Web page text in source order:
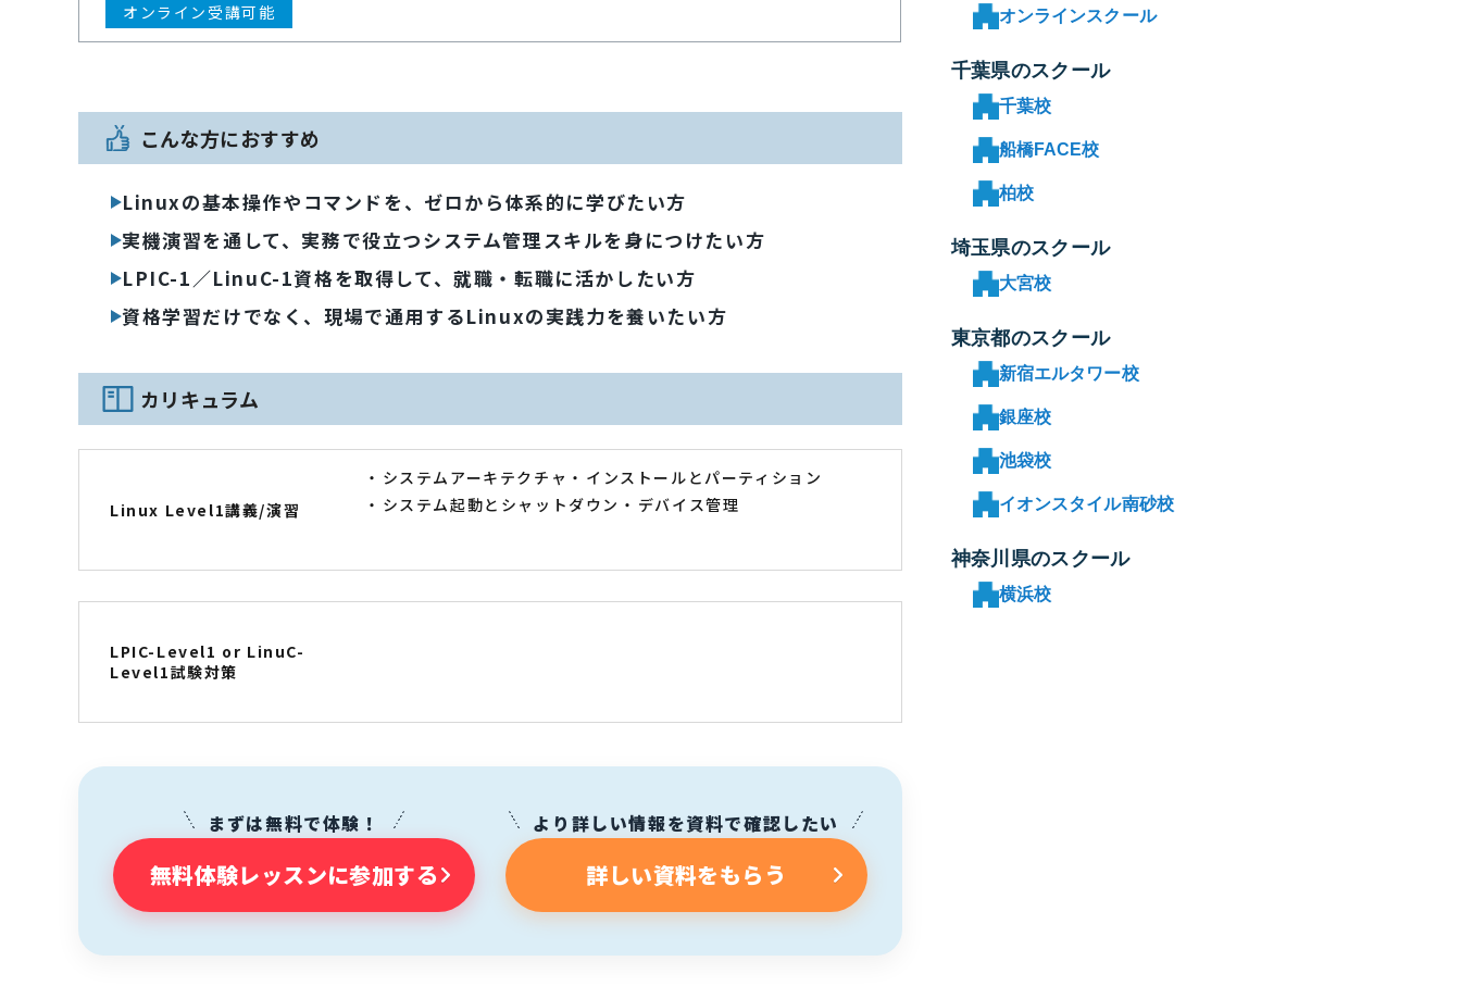
オンライン受講可能
こんな方におすすめ
Linuxの基本操作やコマンドを、ゼロから体系的に学びたい方
実機演習を通して、実務で役立つシステム管理スキルを身につけたい方
LPIC-1／LinuC-1資格を取得して、就職・転職に活かしたい方
資格学習だけでなく、現場で通用するLinuxの実践力を養いたい方
カリキュラム
Linux Level1講義/演習
システムアーキテクチャ
インストールとパーティション
システム起動とシャットダウン
デバイス管理
LPIC-Level1 or LinuC-
Level1試験対策
まずは無料で体験！
無料体験レッスンに参加する
より詳しい情報を資料で確認したい
詳しい資料をもらう
オンラインスクール
千葉県のスクール
千葉校
船橋FACE校
柏校
埼玉県のスクール
大宮校
東京都のスクール
新宿エルタワー校
銀座校
池袋校
イオンスタイル南砂校
神奈川県のスクール
横浜校